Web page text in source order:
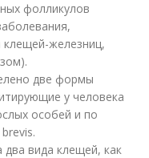
фолликулов
клещей-железниц,
две формы
у человека
особей и по
вида клещей, как